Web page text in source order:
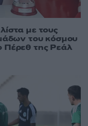
με τους
του κόσμου
Πέρεθ της Ρεάλ